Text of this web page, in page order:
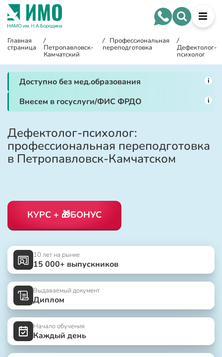
Главная
страница
/
Петропавловск-
Камчатский
/ Профессиональная
переподготовка
/
Дефектолог-
психолог
Доступно без мед.образования i
Внесем в госуслуги/ФИС ФРДО i
Дефектолог-психолог:
профессиональная переподготовка
в Петропавловск-Камчатском
КУРС + 🎁БОНУС
10 лет на рынке
15 000+ выпускников
Выдаваемый документ
Диплом
Начало обучения
Каждый день